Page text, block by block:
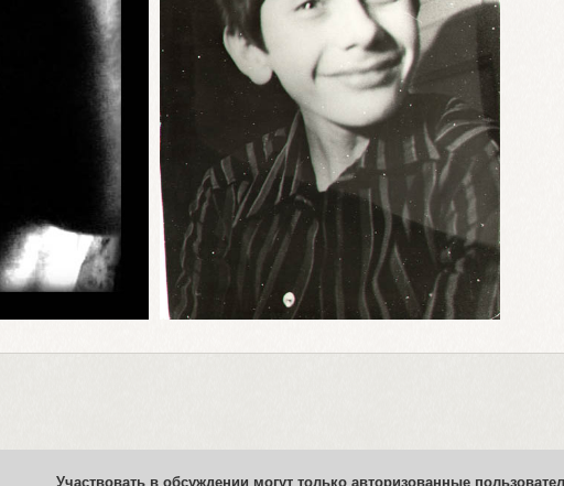
Участвовать в обсуждении могут только авторизованные